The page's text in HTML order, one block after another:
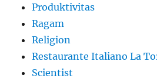
Produktivitas
Ragam
Religion
Restaurante Italiano La
Scientist